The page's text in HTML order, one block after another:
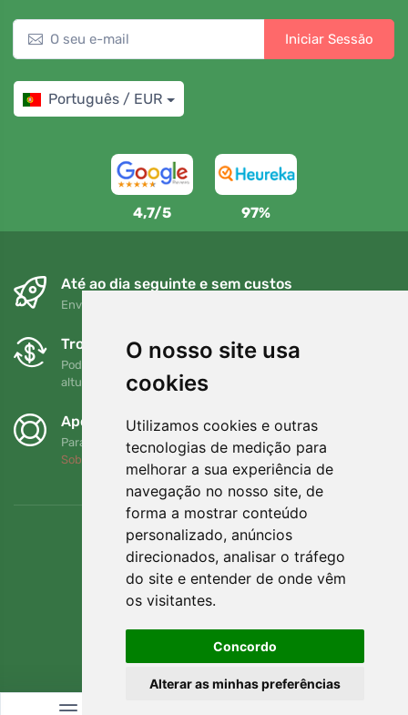
O nosso site usa
cookies
Utilizamos cookies e outras
tecnologias de medição para
melhorar a sua experiência de
navegação no nosso site, de
forma a mostrar conteúdo
personalizado, anúncios
direcionados, analisar o tráfego
do site e entender de onde vêm
os visitantes.
Concordo
Alterar as minhas preferências
Iniciar Sessão
Português / EUR
4,7/5 97%
Até ao dia seguinte e sem custos
Envio gratuito para encomendas superiores a 80 EUR
Trocas e devoluções gratuitas
Pode devolver ou trocar a sua encomenda em qualquer
altura no prazo de 90 dias
Apoiamos a Trees.org
Para cada encomenda plantamos uma árvore! Leia mais
Sobre nós